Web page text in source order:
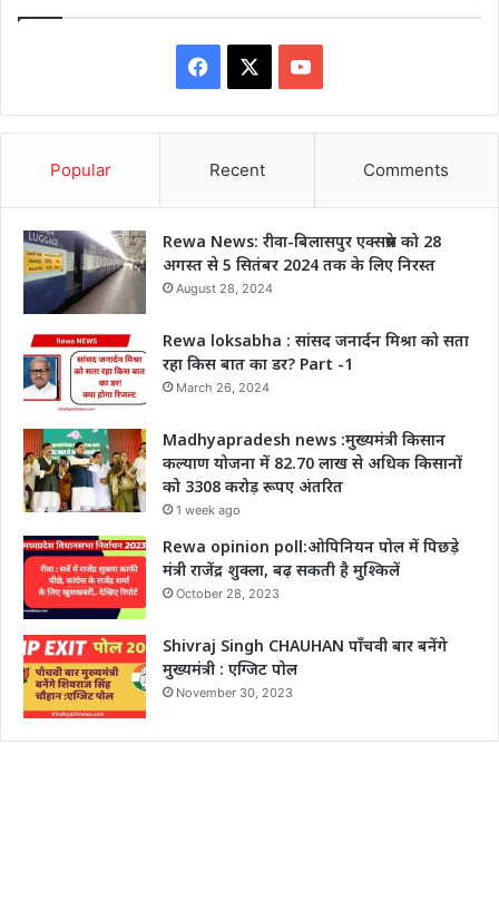
Facebook YouTube
Popular Recent Comments
Rewa News: रीवा-बिलासपुर एक्सप्रेस को 28
अगस्त से 5 सितंबर 2024 तक के लिए निरस्त
August 28, 2024
Rewa loksabha : सांसद जनार्दन मिश्रा को सता
रहा किस बात का डर? Part -1
March 26, 2024
Madhyapradesh news :मुख्यमंत्री किसान
कल्याण योजना में 82.70 लाख से अधिक किसानों
को 3308 करोड़ रूपए अंतरित
1 week ago
Rewa opinion poll:ओपिनियन पोल में पिछड़े
मंत्री राजेंद्र शुक्ला, बढ़ सकती है मुश्किलें
October 28, 2023
Shivraj Singh CHAUHAN पाँचवी बार बनेंगे
मुख्यमंत्री : एग्जिट पोल
November 30, 2023